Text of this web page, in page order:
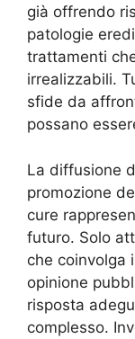
già offrendo
patologie
trattamenti
irrealizzabili.
sfide da
possano
La diffusione
promozione
cure
futuro. Solo
che coinvolga
opinione
risposta
complesso.